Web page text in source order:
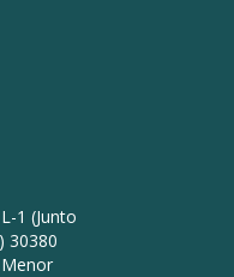
1 (Junto
30380